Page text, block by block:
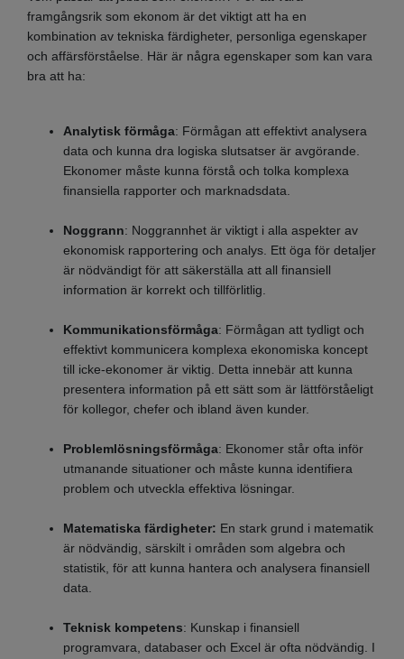
framgångsrik som ekonom är det viktigt att ha en
kombination av tekniska färdigheter, personliga egenskaper
och affärsförståelse. Här är några egenskaper som kan vara
bra att ha:
Analytisk förmåga: Förmågan att effektivt analysera
data och kunna dra logiska slutsatser är avgörande.
Ekonomer måste kunna förstå och tolka komplexa
finansiella rapporter och marknadsdata.
Noggrann: Noggrannhet är viktigt i alla aspekter av
ekonomisk rapportering och analys. Ett öga för detaljer
är nödvändigt för att säkerställa att all finansiell
information är korrekt och tillförlitlig.
Kommunikationsförmåga: Förmågan att tydligt och
effektivt kommunicera komplexa ekonomiska koncept
till icke-ekonomer är viktig. Detta innebär att kunna
presentera information på ett sätt som är lättförståeligt
för kollegor, chefer och ibland även kunder.
Problemlösningsförmåga: Ekonomer står ofta inför
utmanande situationer och måste kunna identifiera
problem och utveckla effektiva lösningar.
Matematiska färdigheter: En stark grund i matematik
är nödvändig, särskilt i områden som algebra och
statistik, för att kunna hantera och analysera finansiell
data.
Teknisk kompetens: Kunskap i finansiell
programvara, databaser och Excel är ofta nödvändig. I